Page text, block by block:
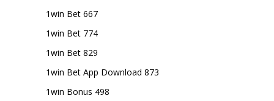
1win Bet 667
1win Bet 774
1win Bet 829
1win Bet App Download 873
1win Bonus 498